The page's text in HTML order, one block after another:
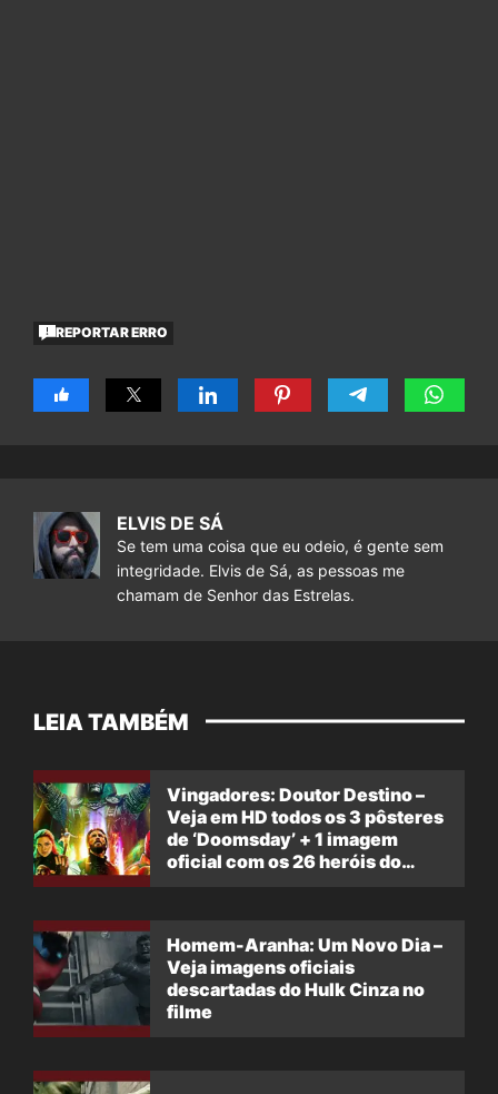
REPORTAR ERRO
ELVIS DE SÁ
Se tem uma coisa que eu odeio, é gente sem
integridade. Elvis de Sá, as pessoas me
chamam de Senhor das Estrelas.
LEIA TAMBÉM
Vingadores: Doutor Destino –
Veja em HD todos os 3 pôsteres
de ‘Doomsday’ + 1 imagem
oficial com os 26 heróis do
Homem-Aranha: Um Novo Dia –
Veja imagens oficiais
descartadas do Hulk Cinza no
filme